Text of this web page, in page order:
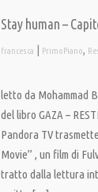
Stay human –
francesca | PrimoPiano,
letto da Mohammad
del libro GAZA –
Pandora TV
Movie” , un film di
tratto dalla lettura